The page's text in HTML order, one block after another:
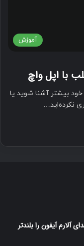
آموزش
بیشتر آشنا شوید یا
نکرده‌اید…
آیفون را بلندتر